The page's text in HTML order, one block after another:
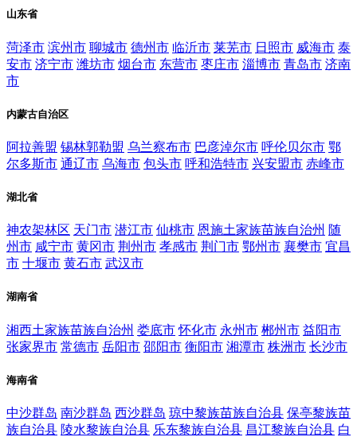
山东省
菏泽市 滨州市 聊城市 德州市 临沂市 莱芜市 日照市 威海市 泰
安市 济宁市 潍坊市 烟台市 东营市 枣庄市 淄博市 青岛市 济南
市
内蒙古自治区
阿拉善盟 锡林郭勒盟 乌兰察布市 巴彦淖尔市 呼伦贝尔市 鄂
尔多斯市 通辽市 乌海市 包头市 呼和浩特市 兴安盟市 赤峰市
湖北省
神农架林区 天门市 潜江市 仙桃市 恩施土家族苗族自治州 随
州市 咸宁市 黄冈市 荆州市 孝感市 荆门市 鄂州市 襄樊市 宜昌
市 十堰市 黄石市 武汉市
湖南省
湘西土家族苗族自治州 娄底市 怀化市 永州市 郴州市 益阳市
张家界市 常德市 岳阳市 邵阳市 衡阳市 湘潭市 株洲市 长沙市
海南省
中沙群岛 南沙群岛 西沙群岛 琼中黎族苗族自治县 保亭黎族苗
族自治县 陵水黎族自治县 乐东黎族自治县 昌江黎族自治县 白